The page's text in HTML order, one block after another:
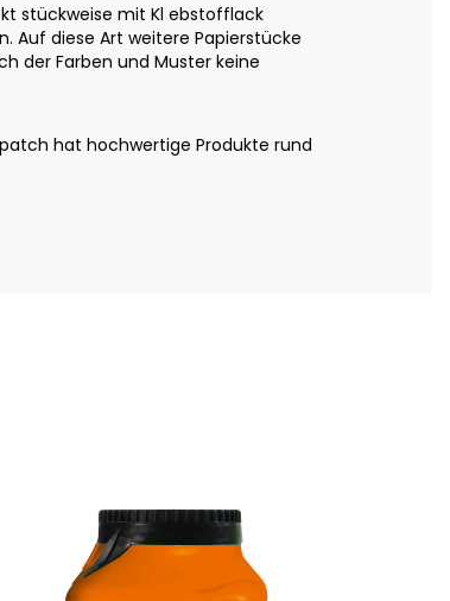
stückweise mit Kl ebstofflack
Auf diese Art weitere Papierstücke
der Farben und Muster keine
hat hochwertige Produkte rund